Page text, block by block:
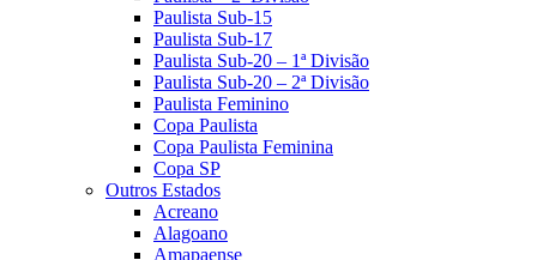
Paulista Sub-15
Paulista Sub-17
Paulista Sub-20 – 1ª Divisão
Paulista Sub-20 – 2ª Divisão
Paulista Feminino
Copa Paulista
Copa Paulista Feminina
Copa SP
Outros Estados
Acreano
Alagoano
Amapaense